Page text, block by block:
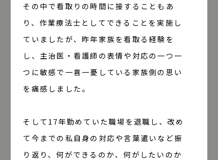
その中で看取りの時間に接することもあ
り、作業療法士としてできることを実施し
ていましたが、昨年家族を看取る経験を
し、主治医・看護師の表情や対応の一つ一
つに敏感で一喜一憂している家族側の思い
を痛感しました。
そして17年勤めていた職場を退職し、改め
て今までの私自身の対応や言葉遣いなど振
り返り、何ができるのか、何がしたいのか